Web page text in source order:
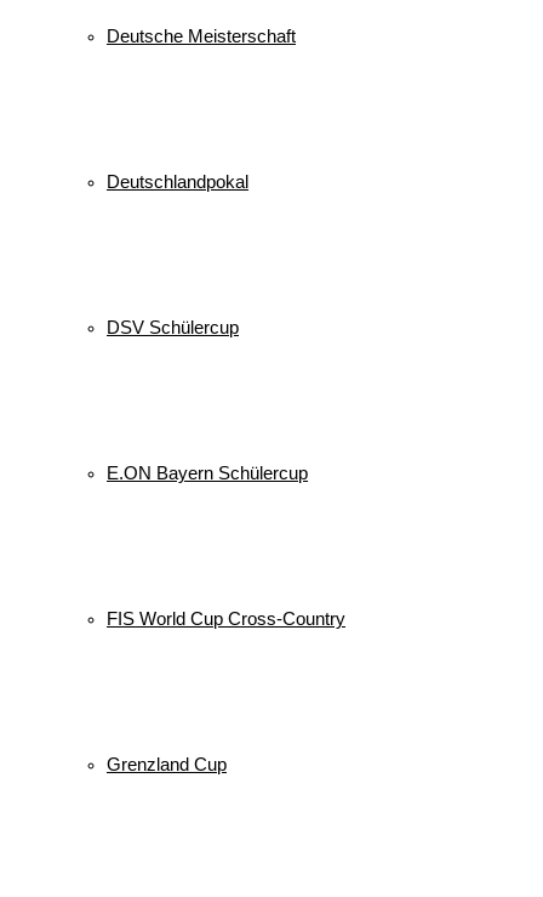
Deutsche Meisterschaft
Deutschlandpokal
DSV Schülercup
E.ON Bayern Schülercup
FIS World Cup Cross-Country
Grenzland Cup